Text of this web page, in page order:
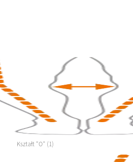
Kształt "O" (1)